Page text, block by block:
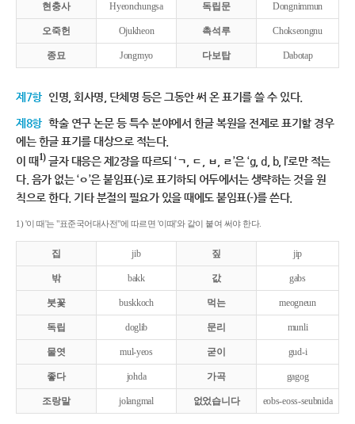
현충사 Hyeonchungsa 독립문 Dongnimmun
오죽헌 Ojukheon 촉석루 Chokseongnu
종묘 Jongmyo 다보탑 Dabotap
제7항 인명, 회사명, 단체명 등은 그동안 써 온 표기를 쓸 수 있다.
제8항 학술 연구 논문 등 특수 분야에서 한글 복원을 전제로 표기할 경우
에는 한글 표기를 대상으로 적는다.
이 때1)글자 대응은 제2장을 따르되 ‘ㄱ, ㄷ, ㅂ, ㄹ’은 ‘g, d, b, l’로만 적는
다. 음가 없는 ‘ㅇ’은 붙임표(-)로 표기하되 어두에서는 생략하는 것을 원
칙으로 한다. 기타 분절의 필요가 있을 때에도 붙임표(-)를 쓴다.
1) '이 때'는 "표준국어대사전"에 따르면 '이때'와 같이 붙여 써야 한다.
집 jib 짚 jip
밖 bakk 값 gabs
붓꽃 buskkoch 먹는 meogneun
독립 doglib 문리 munli
물엿 mul-yeos 굳이 gud-i
좋다 johda 가곡 gagog
조랑말 jolangmal 없었습니다 eobs-eoss-seubnida